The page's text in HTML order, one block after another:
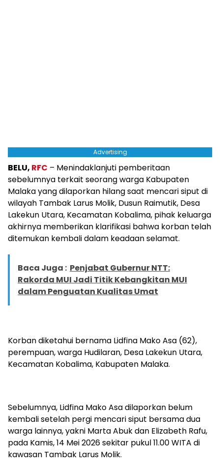
Advertising
BELU, RFC – Menindaklanjuti pemberitaan
sebelumnya terkait seorang warga Kabupaten
Malaka yang dilaporkan hilang saat mencari siput di
wilayah Tambak Larus Molik, Dusun Raimutik, Desa
Lakekun Utara, Kecamatan Kobalima, pihak keluarga
akhirnya memberikan klarifikasi bahwa korban telah
ditemukan kembali dalam keadaan selamat.
Baca Juga : Penjabat Gubernur NTT:
Rakorda MUI Jadi Titik Kebangkitan MUI
dalam Penguatan Kualitas Umat
Korban diketahui bernama Lidfina Mako Asa (62),
perempuan, warga Hudilaran, Desa Lakekun Utara,
Kecamatan Kobalima, Kabupaten Malaka.
Sebelumnya, Lidfina Mako Asa dilaporkan belum
kembali setelah pergi mencari siput bersama dua
warga lainnya, yakni Marta Abuk dan Elizabeth Rafu,
pada Kamis, 14 Mei 2026 sekitar pukul 11.00 WITA di
kawasan Tambak Larus Molik.